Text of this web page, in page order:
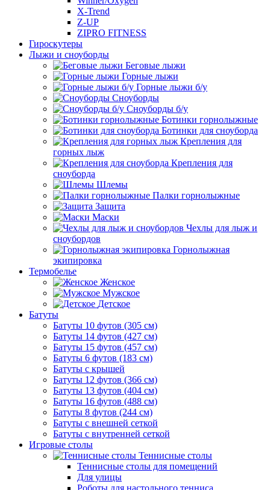
X-Trend
Z-UP
ZIPRO FITNESS
Гироскутеры
Лыжи и сноуборды
Беговые лыжи
Горные лыжи
Горные лыжи б/у
Сноуборды
Сноуборды б/у
Ботинки горнолыжные
Ботинки для сноуборда
Крепления для
горных лыж
Крепления для
сноуборда
Шлемы
Палки горнолыжные
Защита
Маски
Чехлы для лыж и
сноубордов
Горнолыжная
экипировка
Термобелье
Женское
Мужское
Детское
Батуты
Батуты 10 футов (305 см)
Батуты 14 футов (427 см)
Батуты 15 футов (457 см)
Батуты 6 футов (183 см)
Батуты с крышей
Батуты 12 футов (366 см)
Батуты 13 футов (404 см)
Батуты 16 футов (488 см)
Батуты 8 футов (244 см)
Батуты с внешней сеткой
Батуты с внутренней сеткой
Игровые столы
Теннисные столы
Теннисные столы для помещений
Для улицы
Роботы для настольного тенниса